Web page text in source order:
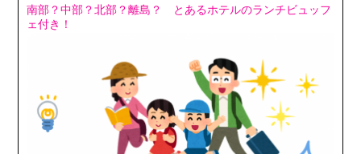
南部？中部？北部？離島？ とあるホテルのランチビュッフ
ェ付き！